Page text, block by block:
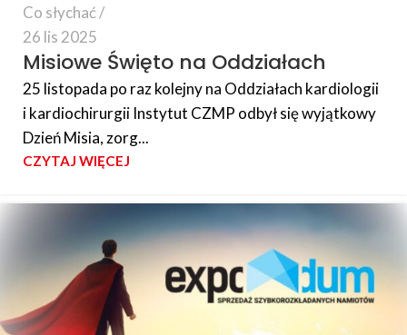
Co słychać
26 lis 2025
Misiowe Święto na Oddziałach
25 listopada po raz kolejny na Oddziałach kardiologii
i kardiochirurgii Instytut CZMP odbył się wyjątkowy
Dzień Misia, zorg...
CZYTAJ WIĘCEJ